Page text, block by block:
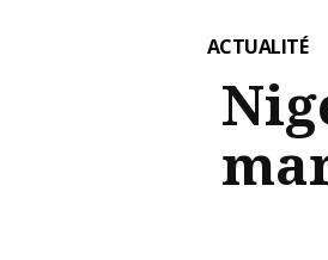
ACTUALITÉ